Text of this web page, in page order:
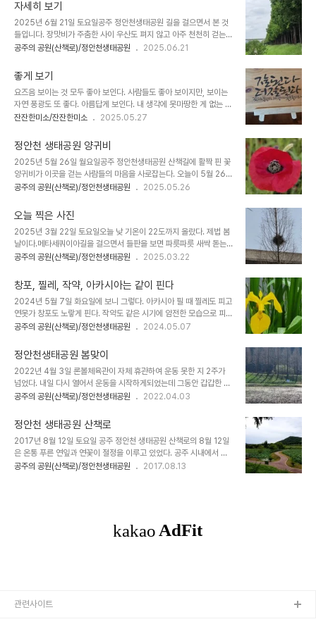
시종합사회복지관 부근 메타세쿼이아가 ..
천생태공원 연못은 주변의 메타세쿼이아길과 가까워서 시원한 메타세
쿼이아길을 걸으면서 주변 풍광 감상하기가 좋습니다. 연못가 산책길
로 내려가면 연못의 연꽃을 가까이서 자세히 볼 수 있습니다. 연꽃과
메타세쿼이아길을 즐길 수 있는 곳은 이곳의 특징입니다. 다른 곳과 차
있습니다. 우리나라 우수 관광 여행사 사장..
자세히 보기
2025년 6월 21일 토요일공주 정안천생태공원 길을 걸으면서 본 것
들입니다. 장맛비가 주춤한 사이 우산도 펴지 않고 아주 천천히 걷는
길에 나처럼 걷는 사람들을 여럿 만났습니다. 비가 와도 상관 않고 걷
어젯밤 폭우를 동반한 센 바람에 꺾인 나뭇가지들이 이파리와 함께 떨
어져서 지저분하고 길 군데군데 고인 물을 피하며 걷느라 신경이 쓰였
습니다.연못 쪽을 바라보니 어제 본 그 연꽃들이 멀리 작게 보입니다.
물론 건성으로 지나면 안 보이는 연꽃이지만, 어느 지점에서 피고 있나
를 아는 나는 금방 찾을 수 있었지요. 공주 시립탁구체육관 부근 메타
보이고 언덕에서 피고 있는 자귀나무 꽃..
공주의 공원(산책로)/정안천생태공원 2025.06.21
좋게 보기
요즈음 보이는 것 모두 좋아 보인다. 사람들도 좋아 보이지만, 보이는
자연 풍광도 또 좋다. 아름답게 보인다. 내 생각에 못마땅한 게 없는 건
아니지만, 그럴 이유가 있었겠지 하면서 상대를 이해하니 마음이 편하
자기 편익을 위해서 생각하고 행동하는 게 보편화되어 있다. 그러려니
하고 살자.오늘도 매일 출근하는 나의 가는 길 의당면 청룡리에 있는
공주시 론볼체육관, 집에서 멀지도 않고 가기도 편한 곳이며 운동하기
도 좋고 만나는 사람들도 모질지 않은 사람들이라 좋다. 시내버스를 기
다리는 정류장에서 언제나 잘 태워주는 회원이 있어서 고맙다. 좀 더
수 있는데 기다리는 나..
잔잔한미소/잔잔한미소 2025.05.27
정안천 생태공원 양귀비
2025년 5월 26일 월요일공주 정안천생태공원 산책길에 활짝 핀 꽃
양귀비가 이곳을 걷는 사람들의 마음을 사로잡는다. 오늘이 5월 26
일, 5월 하순에 이렇게 멋지게 핀 양귀비 꽃 모습이 황홀하다. 마약이
다운 꽃을 감상하게끔 공주시에서 재배한 것으로 안다.지금 공주 의당
면 청룡리에 있는 공주시종합사회복지관 부근의 메타세쿼이아길에서
보이는 연못과 함께 빨갛게 피고 있는 양귀비 꽃을 볼 수 있다. 부근의
흔들 그네에 앉아서 연못을 보면서 나름의 사색에 잠길 수도 있다.공주
정안천생태공원 길은 메타세쿼이아와 함께 맨발황톳길 체험을 할 수
이다. 멋을 알고 경치를 즐기기 위해서는..
공주의 공원(산책로)/정안천생태공원 2025.05.26
오늘 찍은 사진
2025년 3월 22일 토요일오늘 낮 기온이 22도까지 올랐다. 제법 봄
날이다.메타세쿼이아길을 걸으면서 들판을 보면 파릇파릇 새싹 돋는
쑥이며 잡초들이 희망을 보이며 걷는 내 뺨에 살랑이는 봄바람이 제법
진을 찍어도 꿈쩍도 않는다. 비둘기는 원래 사람을 무서워하지 않는
다. 봄이 오는 듯하지만, 연못은 아직 봄기운이 안 보인다. 연못가를
걷는 사람이 보일 뿐이다. 메타세쿼이아도 아직 푸른 기가 안 보인다.
잎이 피기 시작하면 금방 파래지겠지만, 아직은 봄 빛이 안 보인다. 고
속도로 옆 메타세쿼이아 나뭇가지에 지은 까치집이 보인다. 크고 작은
도 보이지 않는다. 작년에 지은 집..
공주의 공원(산책로)/정안천생태공원 2025.03.22
창포, 찔레, 작약, 아카시아는 같이 핀다
2024년 5월 7일 화요일에 보니 그렇다. 아카시아 필 때 찔레도 피고
연못가 창포도 노랗게 핀다. 작약도 같은 시기에 얌전한 모습으로 피고
있는 모습이다.론볼장을 나와 케타세쿼이아 길을 걸으면서 내가 걷는
었다. 주변 경치를 보는 척 마는 척 걸음 수 세는 데만 열중하면서 걸었
다. 주차장에서 시작하여 메타세쿼이아 길 따라 마지막 끝나는 지점까
지 약 930보다.왕복 두 번을 센 것이니까 이것이 맞다고 앞으로 이렇
게 기억할 것이다. 메타세쿼이아길의 총 걸음 수는 930보다. 자세히
구분하면 파크골프장에서 메타세쿼이아길로 오르는 지점으로 해서 주
350보, 합치면 930..
공주의 공원(산책로)/정안천생태공원 2024.05.07
정안천생태공원 봄맞이
2022년 4월 3일 론볼체육관이 자체 휴관하여 운동 못한 지 2주가
넘었다. 내일 다시 열어서 운동을 시작하게되었는데 그동안 갑갑한 마
음을 참느라 어려웠다. 코로나 피해가 여간 아니다. 오랜만에 텅 빈 론
산책길은 오늘도 여전히 많은 사람이 걷든다. 자전거도 있고 달리는 사
람도 만났다. 연못가를 돌아서 아래 주차장부터는 둑방을 걸었다. 정아
천 연못을 걸으면서 보이는 것들을 사진으로 담았는데 봄은 어김없이
찾아오는가 보다. 오늘의 특이한 점은 연못가 앵두나무에 꽃이 피었다
는 사실이다. 그리고 연못에 여전히 물이 들어가고 있었다. 한 달 넘게
공주의 공원(산책로)/정안천생태공원 2022.04.03
정안천 생태공원 산책로
2017년 8월 12일 토요일 공주 정안천 생태공원 산책로의 8월 12일
은 온통 푸른 연잎과 연꽃이 절정을 이루고 있었다. 공주 시내에서 접
근하기 좋은 장소에 이런 힐링 산책 코스가 있다는 것은 공주 시민의
공주의 공원(산책로)/정안천생태공원 2017.08.13
관련사이트